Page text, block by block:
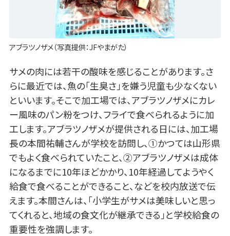
アブラツノザメ（写真提供：JFやまがた）
サメの肉には若干の酸味を感じることがあります。さ
らに最近では、魚の「生臭さ」を嫌う児童も少なくない
といいます。そこで加工場では、アブラツノザメにカレ
ー風味のパン粉をつけ、フライで食べられるように加
工します。アブラツノザメが提供される日には、加工場
長の本間祐輔さんが学校を訪問し、①かつては山形県
でもよく食べられていたこと、②アブラツノザメは成体
になるまでに10年ほどかかり、10年経過してようやく
給食で食べることができること、などを校内放送で伝
えます。本間さんは、「小学生がサメは美味しいと思っ
てくれると、地域の食文化が継承できる」と学校給食の
重要性を強調します。